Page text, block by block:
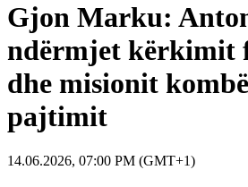
Gjon Marku:
ndërmjet kërkimit
dhe misionit
pajtimit
14.06.2026, 07:00 PM (GMT+1)